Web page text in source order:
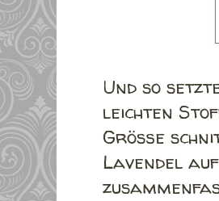
Und so
leichten
Größe
Lavendel